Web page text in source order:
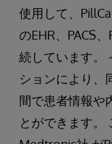
使用して、
のEHR、PACS
続しています。
ションにより、
間で患者情報や
とができます。